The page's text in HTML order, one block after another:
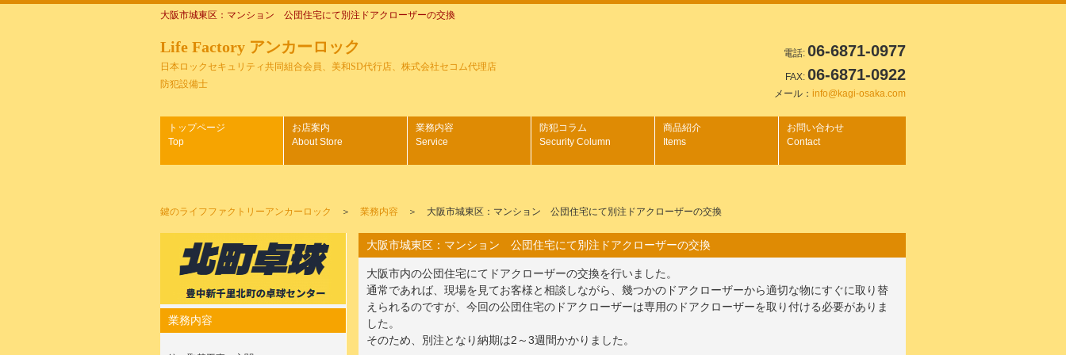
大阪市城東区：マンション 公団住宅にて別注ドアクローザーの交換
Life Factory アンカーロック
日本ロックセキュリティ共同組合会員、美和SD代行店、株式会社セコム代理店
防犯設備士
電話: 06-6871-0977
FAX: 06-6871-0922
メール： info@kagi-osaka.com
トップページ
Top
お店案内
About Store
業務内容
Service
防犯コラム
Security Column
商品紹介
Items
お問い合わせ
Contact
鍵のライフファクトリーアンカーロック ＞ 業務内容 ＞ 大阪市城東区：マンション 公団住宅にて別注ドアクローザーの交換
大阪市城東区：マンション 公団住宅にて別注ドアクローザーの交換
大阪市内の公団住宅にてドアクローザーの交換を行いました。
通常であれば、現場を見てお客様と相談しながら、幾つかのドアクローザーから適切な物にすぐに取り替
えられるのですが、今回の公団住宅のドアクローザーは専用のドアクローザーを取り付ける必要がありま
した。
そのため、別注となり納期は2～3週間かかりました。
業務内容